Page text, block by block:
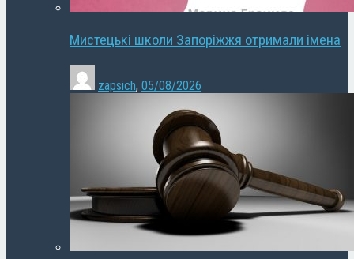
Мистецькі школи Запоріжжя отримали імена
zapsich, 05/08/2026